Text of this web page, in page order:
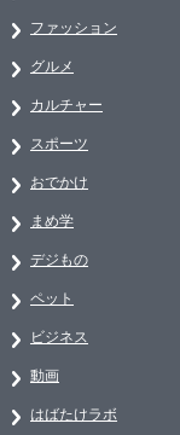
ファッション
グルメ
カルチャー
スポーツ
おでかけ
まめ学
デジもの
ペット
ビジネス
動画
はばたけラボ